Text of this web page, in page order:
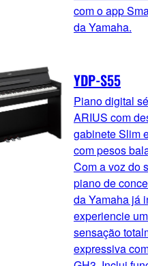
com o app
da Yamaha.
YDP-S55
Piano digital
ARIUS com
gabinete Slim
com pesos
Com a voz do
piano de
da Yamaha já
experiencie
sensação
expressiva